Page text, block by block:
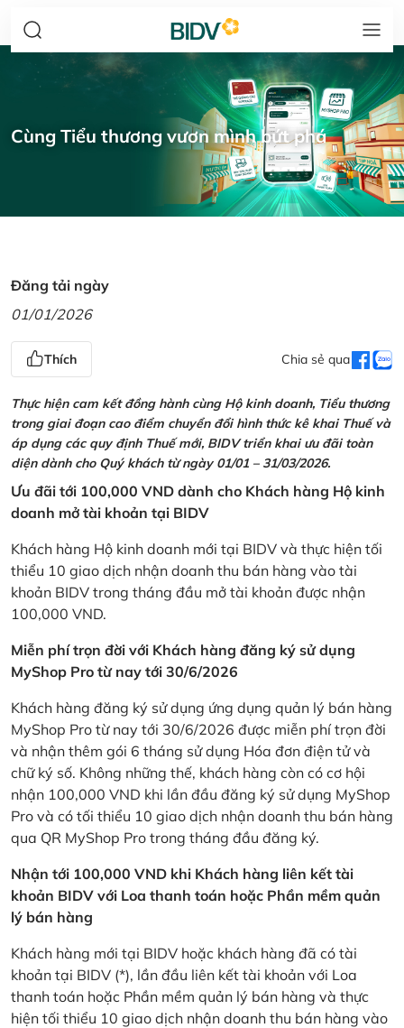
Cùng Tiểu thương vươn mình bứt phá
Đăng tải ngày
01/01/2026
Thích Chia sẻ qua
Thực hiện cam kết đồng hành cùng Hộ kinh doanh, Tiểu thương
trong giai đoạn cao điểm chuyển đổi hình thức kê khai Thuế và
áp dụng các quy định Thuế mới, BIDV triển khai ưu đãi toàn
diện dành cho Quý khách từ ngày 01/01 – 31/03/2026.
Ưu đãi tới 100,000 VND dành cho Khách hàng Hộ kinh
doanh mở tài khoản tại BIDV
Khách hàng Hộ kinh doanh mới tại BIDV và thực hiện tối
thiểu 10 giao dịch nhận doanh thu bán hàng vào tài
khoản BIDV trong tháng đầu mở tài khoản được nhận
100,000 VND.
Miễn phí trọn đời với Khách hàng đăng ký sử dụng
MyShop Pro từ nay tới 30/6/2026
Khách hàng đăng ký sử dụng ứng dụng quản lý bán hàng
MyShop Pro từ nay tới 30/6/2026 được miễn phí trọn đời
và nhận thêm gói 6 tháng sử dụng Hóa đơn điện tử và
chữ ký số. Không những thế, khách hàng còn có cơ hội
nhận 100,000 VND khi lần đầu đăng ký sử dụng MyShop
Pro và có tối thiểu 10 giao dịch nhận doanh thu bán hàng
qua QR MyShop Pro trong tháng đầu đăng ký.
Nhận tới 100,000 VND khi Khách hàng liên kết tài
khoản BIDV với Loa thanh toán hoặc Phần mềm quản
lý bán hàng
Khách hàng mới tại BIDV hoặc khách hàng đã có tài
khoản tại BIDV (*), lần đầu liên kết tài khoản với Loa
thanh toán hoặc Phần mềm quản lý bán hàng và thực
hiện tối thiểu 10 giao dịch nhận doanh thu bán hàng vào